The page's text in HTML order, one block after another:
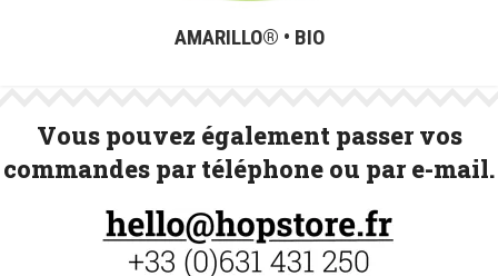
AMARILLO® • BIO
Vous pouvez également passer vos
commandes par téléphone ou par e-mail.